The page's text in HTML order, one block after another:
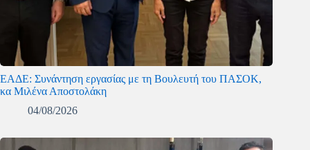
ΕΑΔΕ: Συνάντηση εργασίας με τη Βουλευτή του ΠΑΣΟΚ,
κα Μιλένα Αποστολάκη
04/08/2026